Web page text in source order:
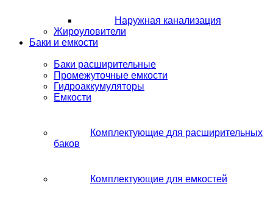
Наружная канализация
Жироуловители
Баки и емкости
Баки расширительные
Промежуточные емкости
Гидроаккумуляторы
Емкости
Комплектующие для расширительных
баков
Комплектующие для емкостей